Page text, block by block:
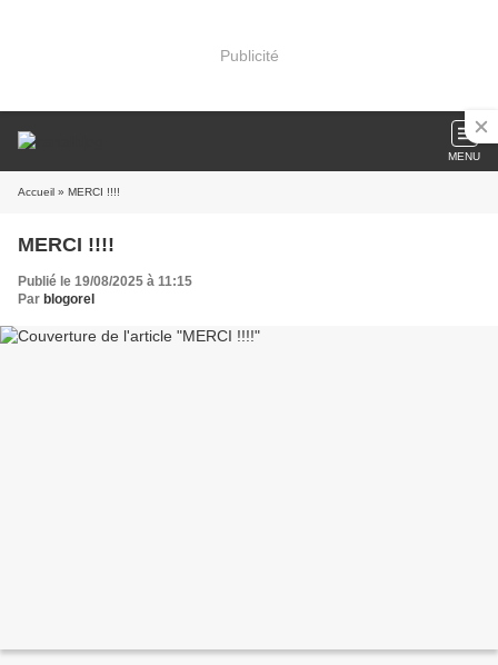
Publicité
MENU
Accueil » MERCI !!!!
MERCI !!!!
Publié le 19/08/2025 à 11:15
Par blogorel